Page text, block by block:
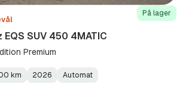
På lager
SUV 450 4MATIC
Premium
km 2026
Automat